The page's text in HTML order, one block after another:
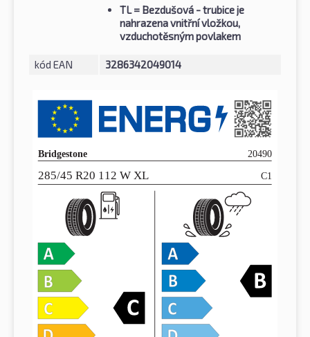
TL= Bezdušová - trubice je
nahrazena vnitřní vložkou,
vzduchotěsným povlakem
kód EAN 3286342049014